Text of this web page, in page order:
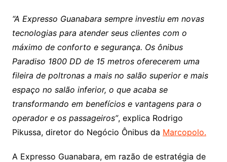
“A Expresso Guanabara sempre investiu em novas
tecnologias para atender seus clientes com o
máximo de conforto e segurança. Os ônibus
Paradiso 1800 DD de 15 metros oferecerem uma
fileira de poltronas a mais no salão superior e mais
espaço no salão inferior, o que acaba se
transformando em benefícios e vantagens para o
operador e os passageiros”, explica Rodrigo
Pikussa, diretor do Negócio Ônibus da Marcopolo.
A Expresso Guanabara, em razão de estratégia de